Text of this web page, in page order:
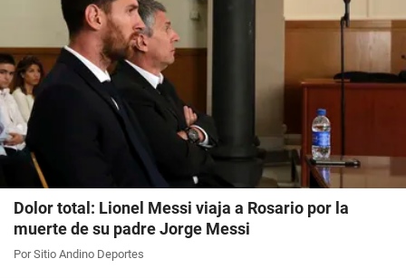
Dolor total: Lionel Messi viaja a Rosario por la
muerte de su padre Jorge Messi
Por Sitio Andino Deportes